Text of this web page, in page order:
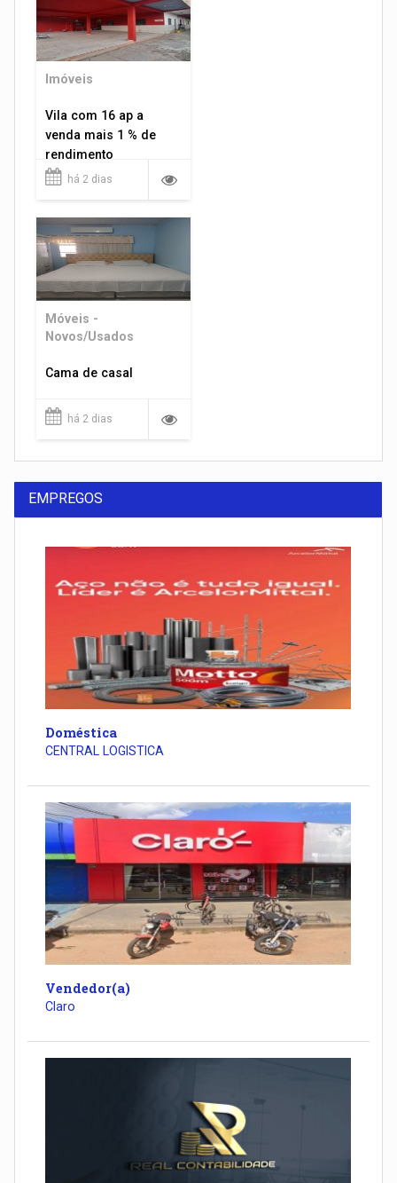
Imóveis
Vila com 16 ap a
venda mais 1 % de
rendimento
há 2 dias
Móveis -
Novos/Usados
Cama de casal
há 2 dias
EMPREGOS
Doméstica
CENTRAL LOGISTICA
Vendedor(a)
Claro